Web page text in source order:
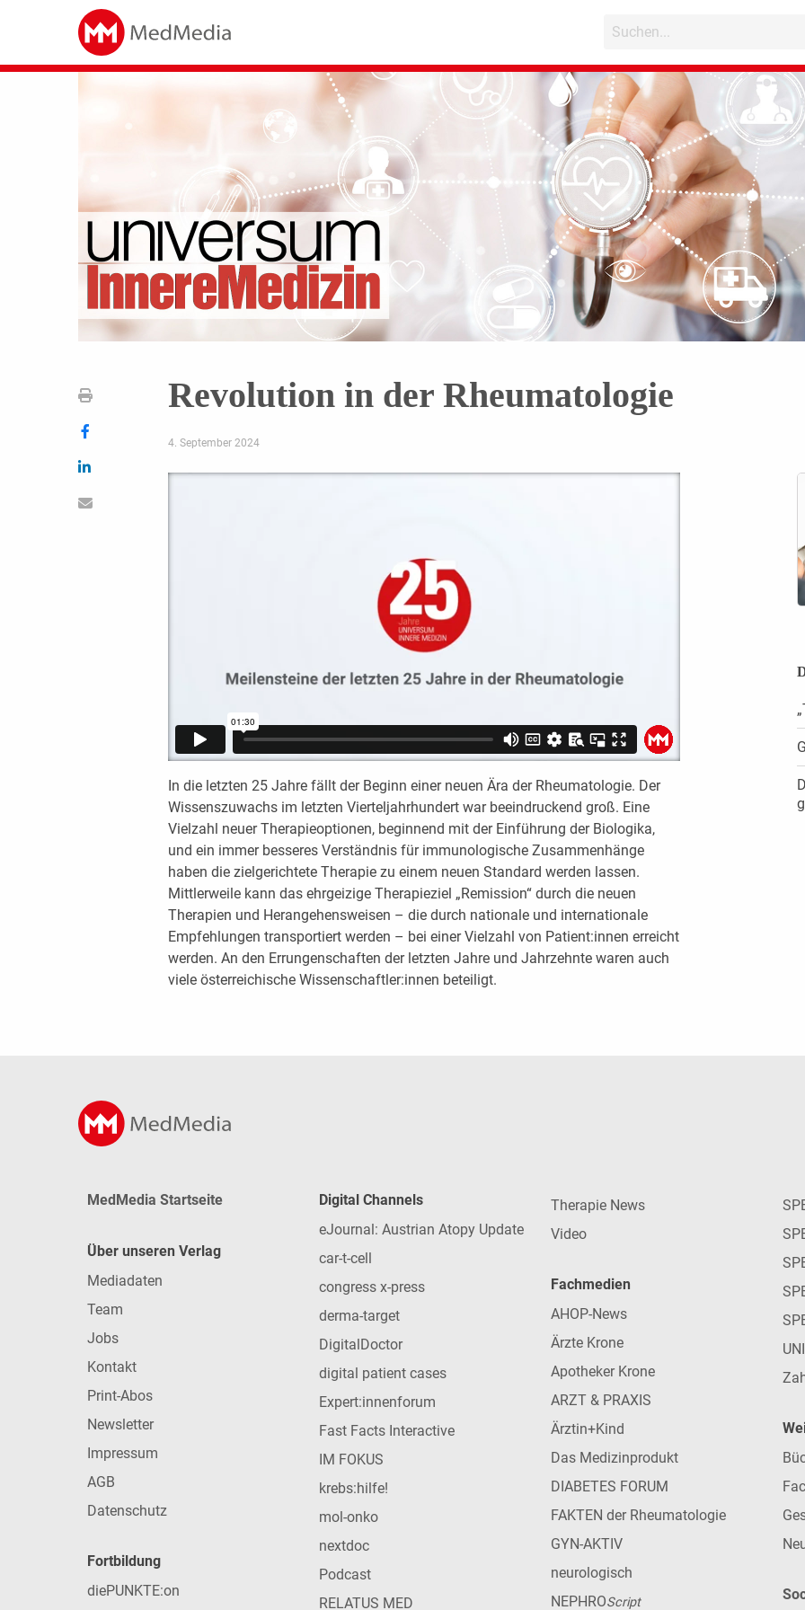
Revolution in der Rheumatologie
4. September 2024
In die letzten 25 Jahre fällt der Beginn einer neuen Ära der Rheumatologie. Der
Wissenszuwachs im letzten Vierteljahrhundert war beeindruckend groß. Eine
Vielzahl neuer Therapieoptionen, beginnend mit der Einführung der Biologika,
und ein immer besseres Verständnis für immunologische Zusammenhänge
haben die zielgerichtete Therapie zu einem neuen Standard werden lassen.
Mittlerweile kann das ehrgeizige Therapieziel „Remission“ durch die neuen
Therapien und Herangehensweisen – die durch nationale und internationale
Empfehlungen transportiert werden – bei einer Vielzahl von Patient:innen erreicht
werden. An den Errungenschaften der letzten Jahre und Jahrzehnte waren auch
viele österreichische Wissenschaftler:innen beteiligt.
MedMedia Startseite
Über unseren Verlag
Mediadaten
Team
Jobs
Kontakt
Print-Abos
Newsletter
Impressum
AGB
Datenschutz
Fortbildung
diePUNKTE:on
Digital Channels
eJournal: Austrian Atopy Update
car-t-cell
congress x-press
derma-target
DigitalDoctor
digital patient cases
Expert:innenforum
Fast Facts Interactive
IM FOKUS
krebs:hilfe!
mol-onko
nextdoc
Podcast
RELATUS MED
Therapie News
Video
Fachmedien
AHOP-News
Ärzte Krone
Apotheker Krone
ARZT & PRAXIS
Ärztin+Kind
Das Medizinprodukt
DIABETES FORUM
FAKTEN der Rheumatologie
GYN-AKTIV
neurologisch
NEPHROScript